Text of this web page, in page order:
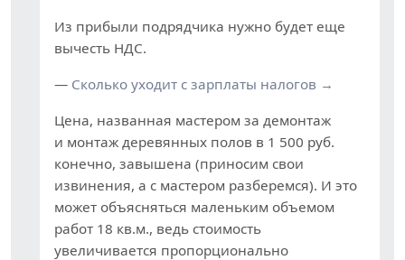
Из прибыли подрядчика нужно будет еще
вычесть НДС.
— Сколько уходит с зарплаты налогов →
Цена, названная мастером за демонтаж
и монтаж деревянных полов в 1 500 руб.
конечно, завышена (приносим свои
извинения, а с мастером разберемся). И это
может объясняться маленьким объемом
работ 18 кв.м., ведь стоимость
увеличивается пропорционально